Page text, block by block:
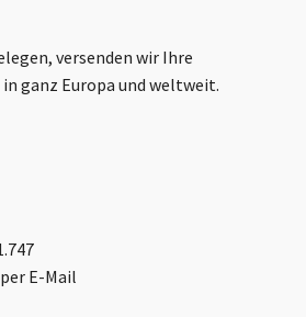
versenden wir Ihre
ganz Europa und weltweit.
per E-Mail